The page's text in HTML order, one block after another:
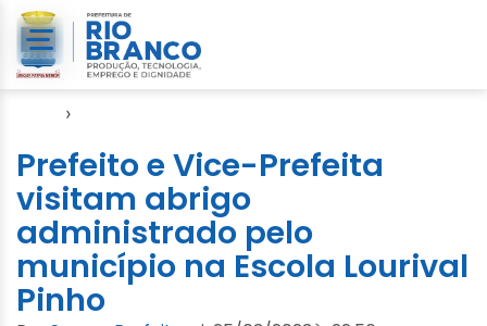
›
Prefeito e Vice-Prefeita
visitam abrigo
administrado pelo
município na Escola Lourival
Pinho